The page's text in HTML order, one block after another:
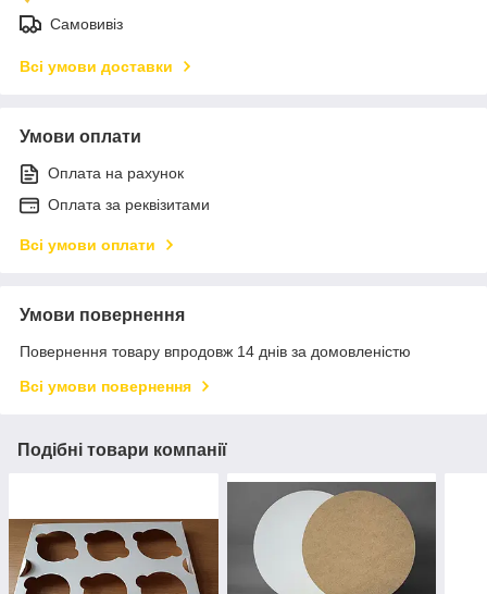
Самовивіз
Всі умови доставки
Умови оплати
Оплата на рахунок
Оплата за реквізитами
Всі умови оплати
Умови повернення
Повернення товару впродовж 14 днів за домовленістю
Всі умови повернення
Подібні товари компанії